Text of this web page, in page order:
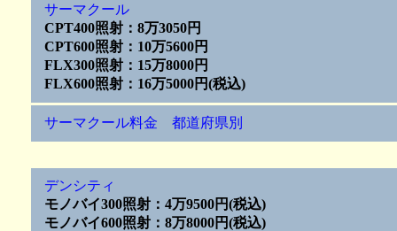
サーマクール
CPT400照射：8万3050円
CPT600照射：10万5600円
FLX300照射：15万8000円
FLX600照射：16万5000円(税込)
サーマクール料金 都道府県別
デンシティ
モノバイ300照射：4万9500円(税込)
モノバイ600照射：8万8000円(税込)